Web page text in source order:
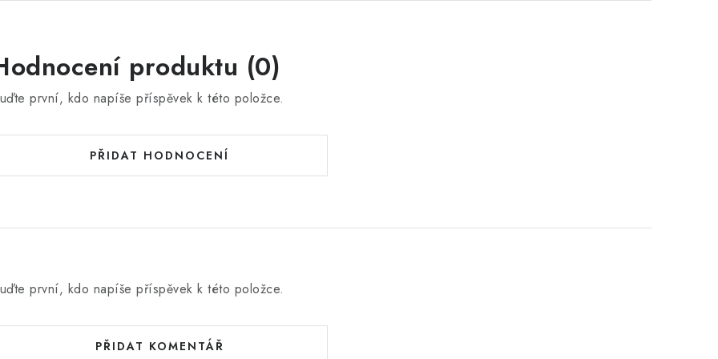
produktu (0)
první, kdo napíše příspěvek k této položce.
PŘIDAT HODNOCENÍ
první, kdo napíše příspěvek k této položce.
PŘIDAT KOMENTÁŘ